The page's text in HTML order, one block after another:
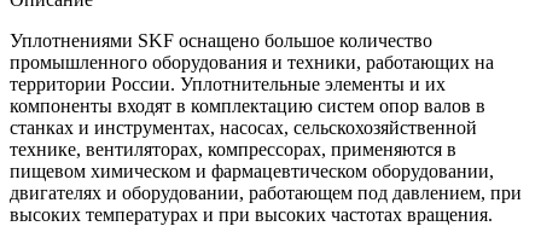
Уплотнениями SKF оснащено большое количество
промышленного оборудования и техники, работающих на
территории России. Уплотнительные элементы и их
компоненты входят в комплектацию систем опор валов в
станках и инструментах, насосах, сельскохозяйственной
технике, вентиляторах, компрессорах, применяются в
пищевом химическом и фармацевтическом оборудовании,
двигателях и оборудовании, работающем под давлением, при
высоких температурах и при высоких частотах вращения.